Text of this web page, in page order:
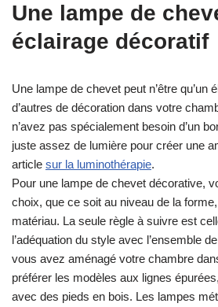
Une lampe de
éclairage décoratif
Une lampe de chevet peut n’être qu’un
d’autres de décoration dans votre
n’avez pas spécialement besoin d’un
juste assez de lumière pour créer une
article sur la luminothérapie.
Pour une lampe de chevet décorative,
choix, que ce soit au niveau de la
matériau. La seule règle à suivre est
l’adéquation du style avec l’ensemble
vous avez aménagé votre chambre
préférer les modèles aux lignes
avec des pieds en bois. Les lampes